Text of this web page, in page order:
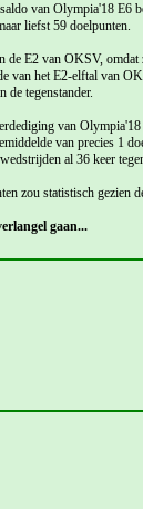
van Olympia'18 E6
liefst 59 doelpunten.
E2 van OKSV,
van het E2-elftal van
de tegenstander.
van
van precies 1
al 36 keer
zou statistisch gezien
gaan...